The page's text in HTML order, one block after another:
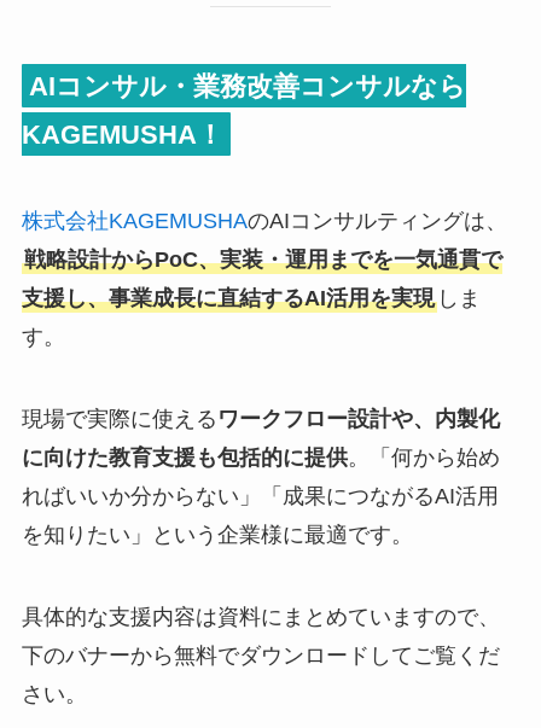
AIコンサル・業務改善コンサルなら
KAGEMUSHA！
株式会社KAGEMUSHAのAIコンサルティングは、
戦略設計からPoC、実装・運用までを一気通貫で
支援し、事業成長に直結するAI活用を実現しま
す。
現場で実際に使える ワークフロー設計や、内製化
に向けた教育支援も包括的に提供。「何から始め
ればいいか分からない」「成果につながるAI活用
を知りたい」という企業様に最適です。
具体的な支援内容は資料にまとめていますので、
下のバナーから無料でダウンロードしてご覧くだ
さい。